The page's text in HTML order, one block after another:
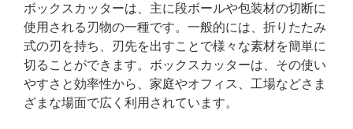
ボックスカッターは、主に段ボールや包装材の切断に
使用される刃物の一種です。一般的には、折りたたみ
式の刃を持ち、刃先を出すことで様々な素材を簡単に
切ることができます。ボックスカッターは、その使い
やすさと効率性から、家庭やオフィス、工場などさま
ざまな場面で広く利用されています。